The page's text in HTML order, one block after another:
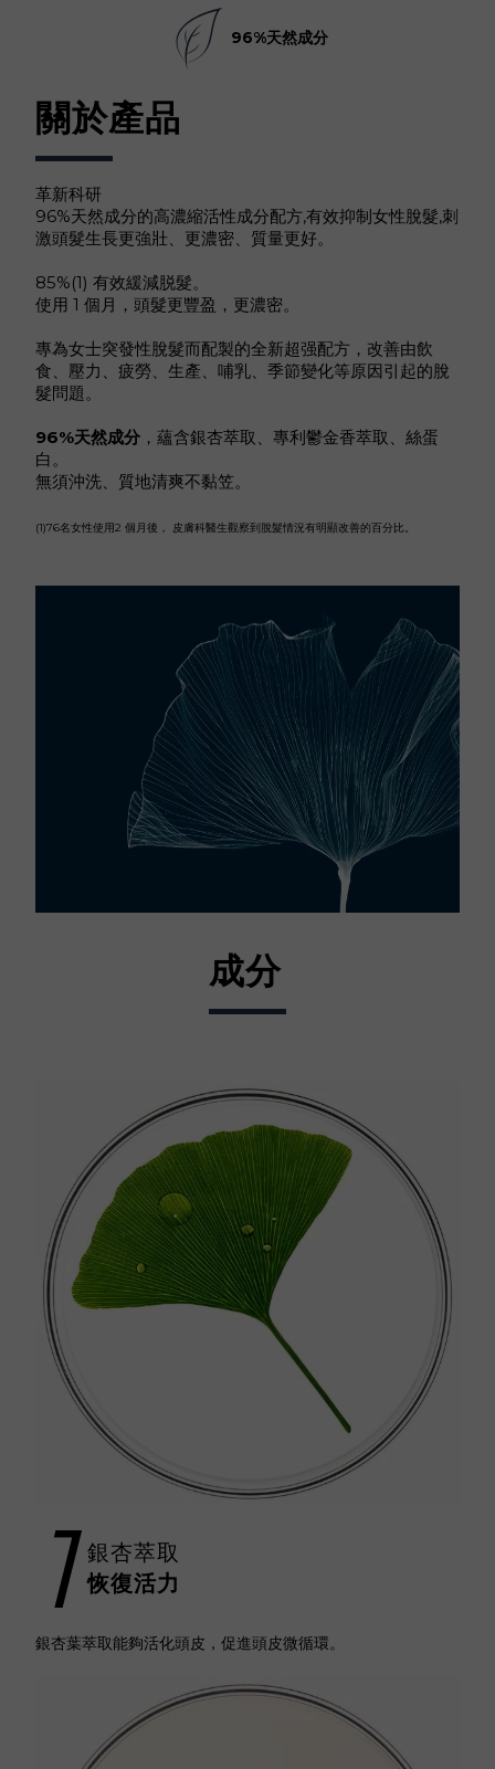
96%天然成分
關於產品
革新科研
96%天然成分的高濃縮活性成分配方,有效抑制女性脫髮,刺
激頭髮生長更強壯、更濃密、質量更好。
85%(1) 有效緩減脱髮。
使用 1 個月，頭髮更豐盈，更濃密。
專為女士突發性脫髮而配製的全新超强配方，改善由飲
食、壓力、疲勞、生產、哺乳、季節變化等原因引起的脫
髮問題。
96%天然成分 ，蘊含銀杏萃取、專利鬱金香萃取、絲蛋
白。
無須沖洗、質地清爽不黏笠。
(1)76名女性使用2 個月後， 皮膚科醫生觀察到脫髮情況有明顯改善的百分比。
成分
1 銀杏萃取
恢復活力
銀杏葉萃取能夠活化頭皮，促進頭皮微循環。